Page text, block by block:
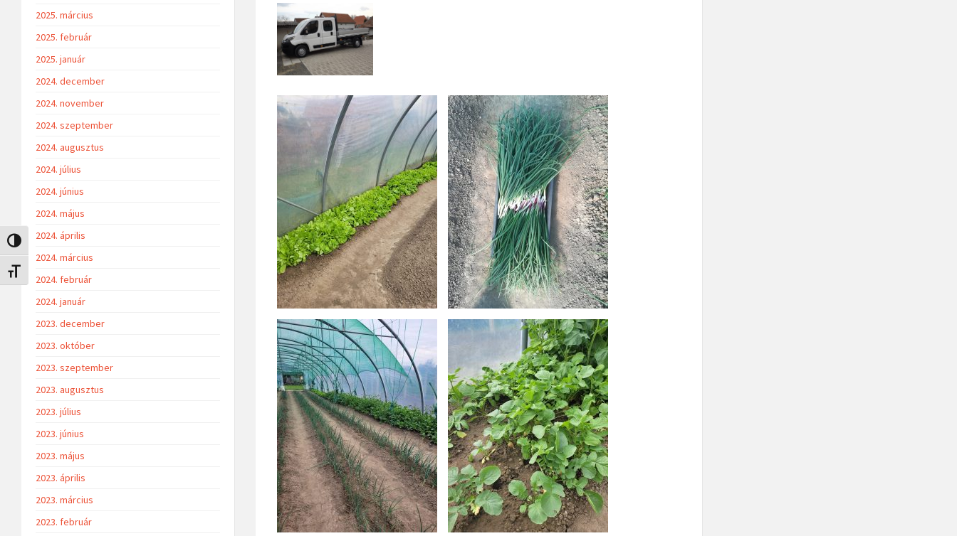
Nagy kontraszt váltása
Betűméret váltása
2025. március
2025. február
2025. január
2024. december
2024. november
2024. szeptember
2024. augusztus
2024. július
2024. június
2024. május
2024. április
2024. március
2024. február
2024. január
2023. december
2023. október
2023. szeptember
2023. augusztus
2023. július
2023. június
2023. május
2023. április
2023. március
2023. február